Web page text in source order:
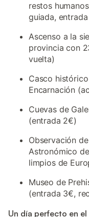
restos
guiada,
Ascenso a la
provincia con
vuelta)
Casco
Encarnación
Cuevas de
(entrada 2€)
Observación
Astronómico
limpios de
Museo de
(entrada 3€,
Un día perfecto en